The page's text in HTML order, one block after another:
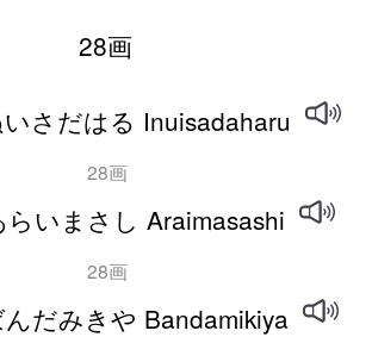
28画
さだはる Inuisadaharu
28画
らいまさし Araimasashi
28画
だみきや Bandamikiya